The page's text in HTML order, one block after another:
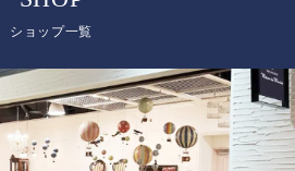
ショップ一覧